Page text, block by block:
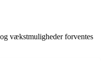
vækstmuligheder forventes